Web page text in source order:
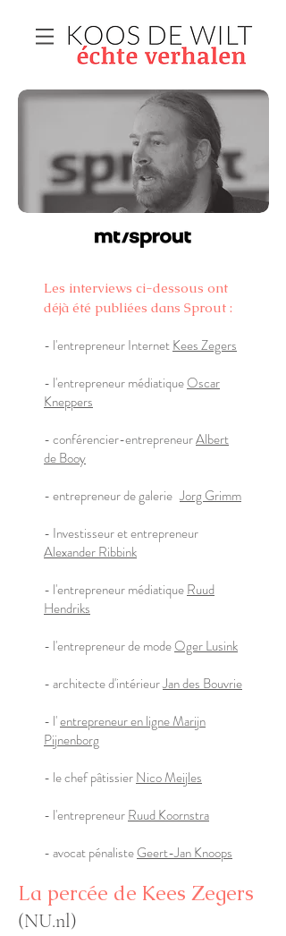
Les interviews ci-dessous ont
déjà été publiées dans Sprout :
- l'entrepreneur InternetKees Zegers
- l'entrepreneur médiatiqueOscar
Kneppers
- conférencier-entrepreneurAlbert
de Booy
- entrepreneur de galerie Jorg Grimm
- Investisseur et entrepreneur
Alexander Ribbink
- l'entrepreneur médiatiqueRuud
Hendriks
- l'entrepreneur de modeOger Lusink
- architecte d'intérieurJan des Bouvrie
- l'entrepreneur en ligne Marijn
Pijnenborg
- le chef pâtissierNico Meijles
- l'entrepreneurRuud Koornstra
- avocat pénalisteGeert-Jan Knoops
La percée de Kees Zegers
(NU.nl)